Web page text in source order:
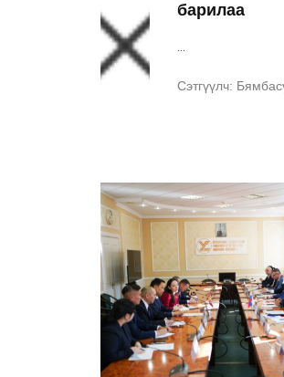
барилаа
...
Сэтгүүлч: